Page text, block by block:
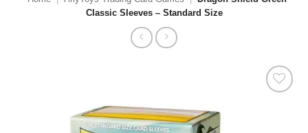
Classic Sleeves – Standard Size